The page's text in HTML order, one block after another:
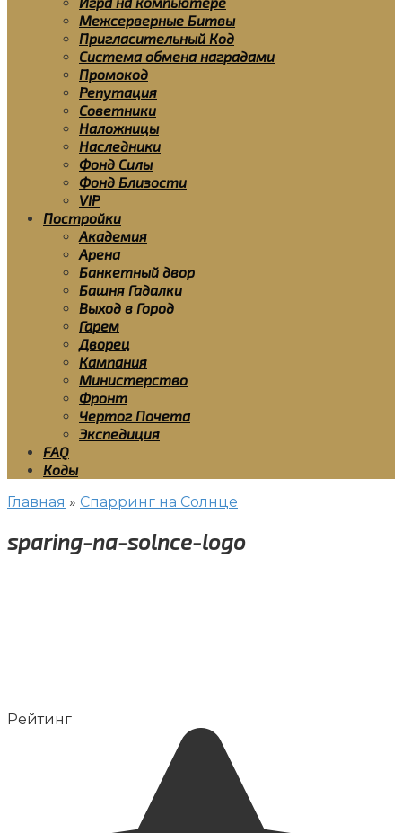
Межсерверные Битвы
Пригласительный Код
Система обмена наградами
Промокод
Репутация
Советники
Наложницы
Наследники
Фонд Силы
Фонд Близости
VIP
Постройки
Академия
Арена
Банкетный двор
Башня Гадалки
Выход в Город
Гарем
Дворец
Кампания
Министерство
Фронт
Чертог Почета
Экспедиция
FAQ
Коды
Главная » Спарринг на Солнце
sparing-na-solnce-logo
Рейтинг